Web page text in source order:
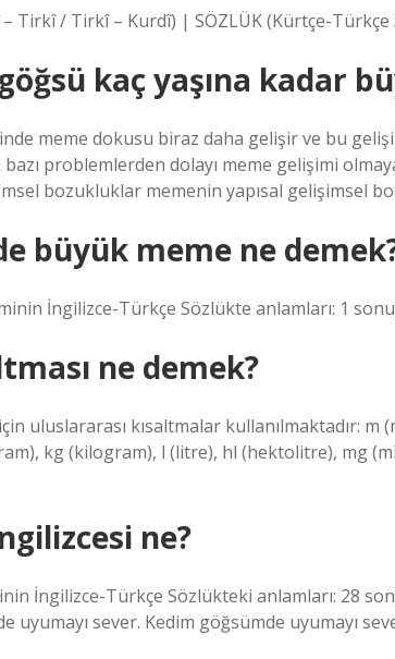
– Tirkî / Tirkî – Kurdî) | SÖZLÜK (Kürtçe-
göğsü kaç yaşına kadar
meme dokusu biraz daha gelişir ve bu
bazı problemlerden dolayı meme gelişimi
bozukluklar memenin yapısal gelişimsel
büyük meme ne
İngilizce-Türkçe Sözlükte anlamları: 1
ne demek?
uluslararası kısaltmalar kullanılmaktadır:
kg (kilogram), l (litre), hl (hektolitre), mg
ne?
İngilizce-Türkçe Sözlükteki anlamları: 28
uyumayı sever. Kedim göğsümde uyumayı